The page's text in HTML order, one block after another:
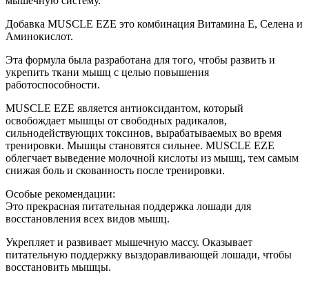
Добавка MUSCLE EZE это комбинация Витамина Е, Селена и
Аминокислот.
Эта формула была разработана для того, чтобы развить и
укрепить ткани мышц с целью повышения
работоспособности.
MUSCLE EZE является антиоксидантом, который
освобождает мышцы от свободных радикалов,
сильнодействующих токсинов, вырабатываемых во время
тренировки. Мышцы становятся сильнее. MUSCLE EZE
облегчает выведение молочной кислоты из мышц, тем самым
снижая боль и скованность после тренировки.
Особые рекомендации:
Это прекрасная питательная поддержка лошади для
восстановления всех видов мышц.
Укрепляет и развивает мышечную массу. Оказывает
питательную поддержку выздоравливающей лошади, чтобы
восстановить мышцы.